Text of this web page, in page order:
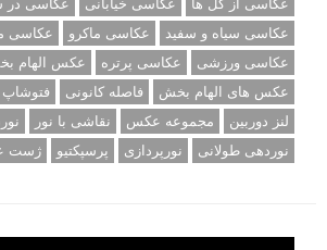
عکاسی از گل ها
عکاسی خیابانی
عکاسی
عکاسی سیاه و سفید
عکاسی ماکرو
عکاسی
عکاسی ورزشی
عکاسی پرتره
عکس الهام
عکس های الهام بخش
فاصله کانونی فتوشاپ
لنز دوربین
مجموعه عکس نقاشی با نور
نوردهی طولانی
نورپردازی پرسپکتیو ژست